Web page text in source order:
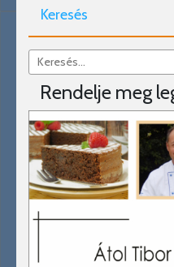
Keresés
Rendelje meg